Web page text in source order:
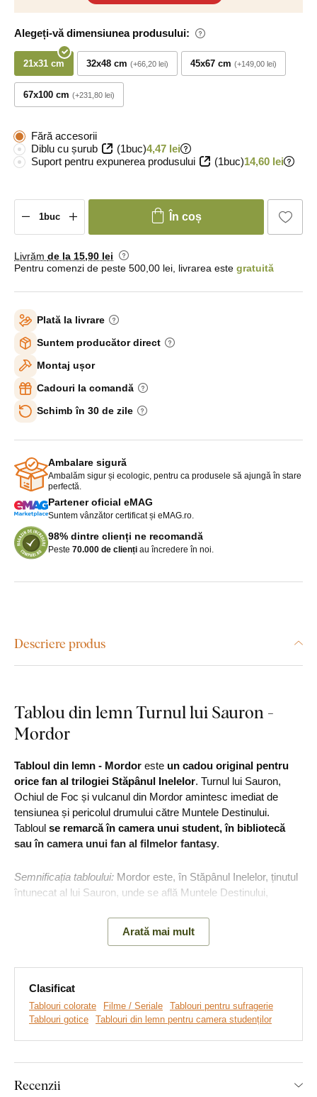
Alegeți-vă dimensiunea produsului:
21x31 cm 32x48 cm +66,20 lei 45x67 cm +149,00 lei
67x100 cm +231,80 lei
Fără accesorii
Diblu cu șurub
(1buc)4,47 lei
Suport pentru expunerea produsului
(1buc)14,60 lei
În coș
Livrăm de la 15,90 lei
Pentru comenzi de peste 500,00 lei, livrarea este gratuită
Plată la livrare
Suntem producător direct
Montaj ușor
Cadouri la comandă
Schimb în 30 de zile
Ambalare sigură
Ambalăm sigur și ecologic, pentru ca produsele să ajungă în stare
perfectă.
Partener oficial eMAG
Suntem vânzător certificat și eMAG.ro.
98% dintre clienți ne recomandă
Peste 70.000 de clienți au încredere în noi.
Descriere produs
Tablou din lemn Turnul lui Sauron -
Mordor
Tabloul din lemn - Mordor este un cadou original pentru
orice fan al trilogiei Stăpânul Inelelor. Turnul lui Sauron,
Ochiul de Foc și vulcanul din Mordor amintesc imediat de
tensiunea și pericolul drumului către Muntele Destinului.
Tabloul se remarcă în camera unui student, în bibliotecă
sau în camera unui fan al filmelor fantasy.
Semnificația tabloului: Mordor este, în Stăpânul Inelelor, ținutul
întunecat al lui Sauron, unde se află Muntele Destinului,
Arată mai mult
Clasificat
Tablouri colorate Filme / Seriale
Tablouri pentru sufragerie
Tablouri gotice
Tablouri din lemn pentru camera studenților
Recenzii